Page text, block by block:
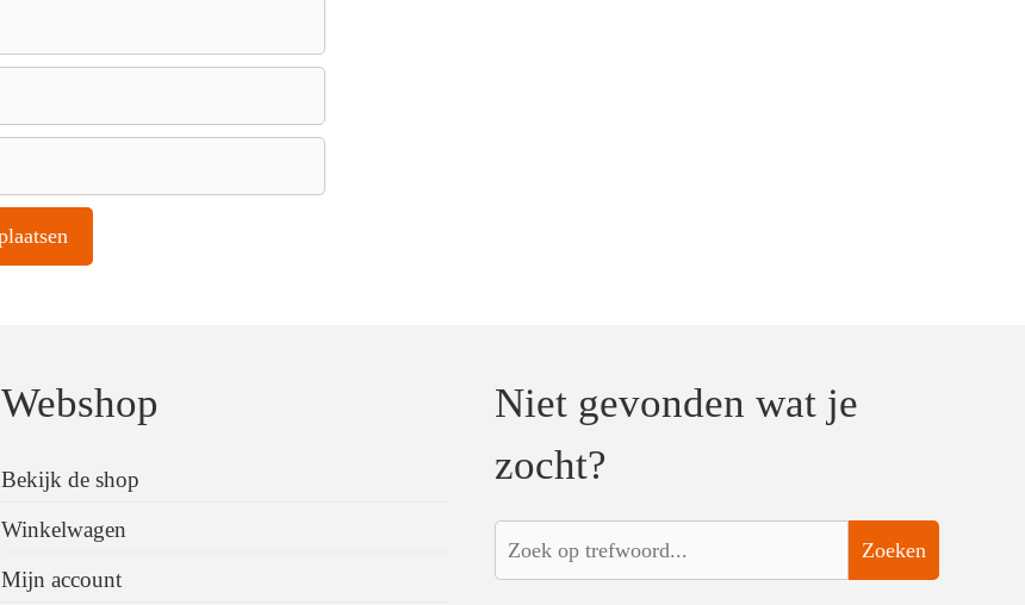
Webshop
Bekijk de shop
Winkelwagen
Mijn account
Niet gevonden wat je
zocht?
Zoeken